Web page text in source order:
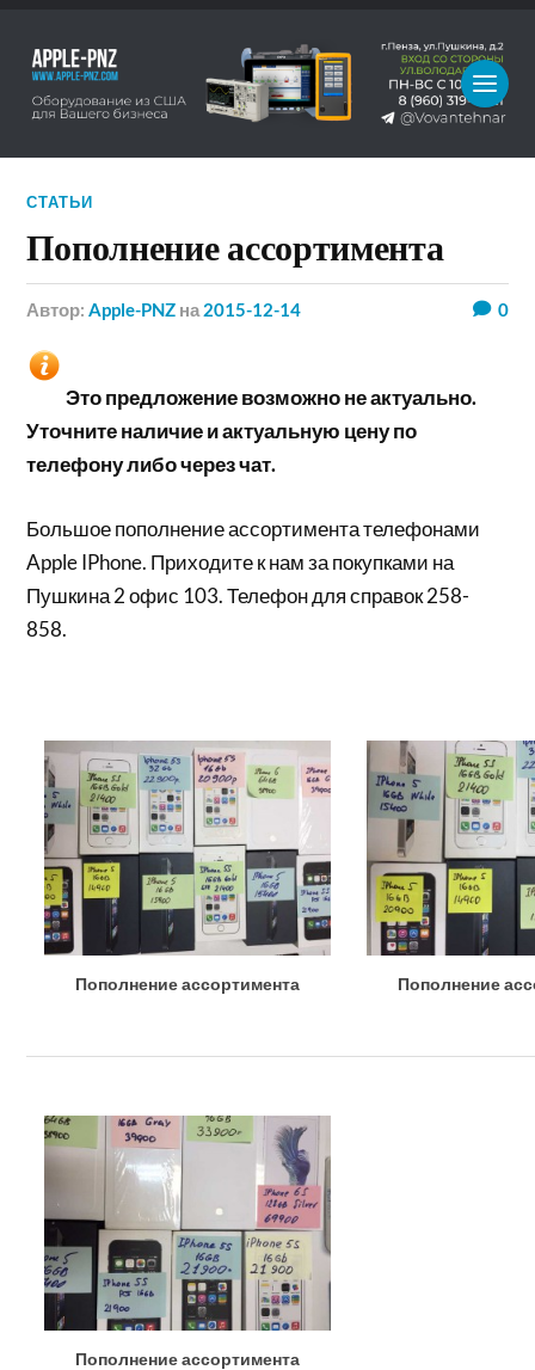
СТАТЬИ
Пополнение ассортимента
Автор:Apple-PNZ на 2015-12-14 0
Это предложение возможно не актуально.
Уточните наличие и актуальную цену по
телефону либо через чат.
Большое пополнение ассортимента телефонами
Apple IPhone. Приходите к нам за покупками на
Пушкина 2 офис 103. Телефон для справок 258-
858.
Пополнение ассортимента Пополнение
Пополнение ассортимента